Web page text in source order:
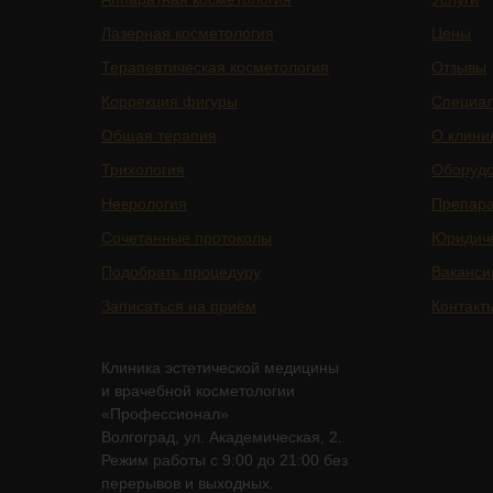
Лазерная косметология
Терапевтическая косметология
Коррекция фигуры
Общая терапия
Трихология
Неврология
Сочетанные протоколы
Подобрать процедуру
Записаться на приём
Цены
Отзывы
О
Клиника эстетической медицины
и врачебной косметологии
«Профессионал»
Волгоград, ул. Академическая, 2.
Режим работы с 9:00 до 21:00 без
перерывов и выходных.